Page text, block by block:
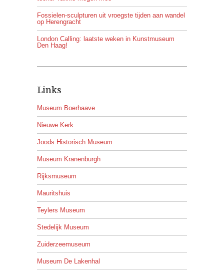
Fossielen-sculpturen uit vroegste tijden aan wandel
op Herengracht
London Calling: laatste weken in Kunstmuseum
Den Haag!
Links
Museum Boerhaave
Nieuwe Kerk
Joods Historisch Museum
Museum Kranenburgh
Rijksmuseum
Mauritshuis
Teylers Museum
Stedelijk Museum
Zuiderzeemuseum
Museum De Lakenhal